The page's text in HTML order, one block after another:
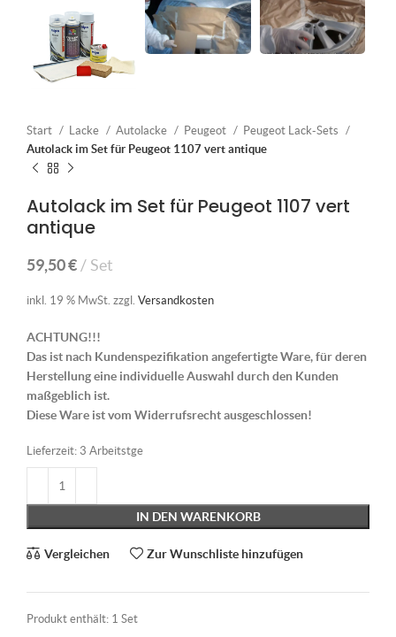
Start Lacke Autolacke Peugeot
Peugeot Lack-Sets
Autolack im Set für Peugeot 1107 vert antique
Autolack im Set für Peugeot 1107 vert
antique
59,50€ Set
inkl. 19 % MwSt. zzgl. Versandkosten
ACHTUNG!!!
Das ist nach Kundenspezifikation angefertigte Ware, für deren
Herstellung eine individuelle Auswahl durch den Kunden
maßgeblich ist.
Diese Ware ist vom Widerrufsrecht ausgeschlossen!
Lieferzeit: 3 Arbeitstge
IN DEN WARENKORB
Vergleichen Zur Wunschliste hinzufügen
Produkt enthält: 1 Set